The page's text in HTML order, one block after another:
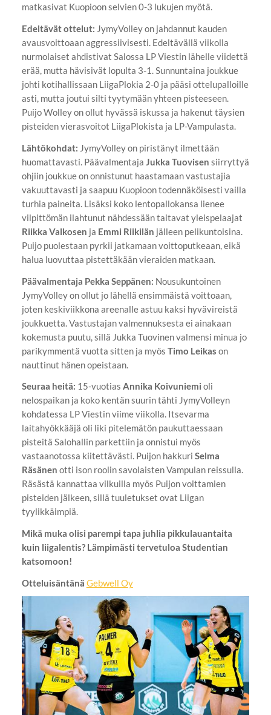
matkasivat Kuopioon selvien 0-3 lukujen myötä.
Edeltävät ottelut: JymyVolley on jahdannut kauden
avausvoittoaan aggressiivisesti. Edeltävällä viikolla
nurmolaiset ahdistivat Salossa LP Viestin lähelle viidettä
erää, mutta hävisivät lopulta 3-1. Sunnuntaina joukkue
johti kotihallissaan LiigaPlokia 2-0 ja pääsi ottelupalloille
asti, mutta joutui silti tyytymään yhteen pisteeseen.
Puijo Wolley on ollut hyvässä iskussa ja hakenut täysien
pisteiden vierasvoitot LiigaPlokista ja LP-Vampulasta.
Lähtökohdat: JymyVolley on piristänyt ilmettään
huomattavasti. Päävalmentaja Jukka Tuovisen siirryttyä
ohjiin joukkue on onnistunut haastamaan vastustajia
vakuuttavasti ja saapuu Kuopioon todennäköisesti vailla
turhia paineita. Lisäksi koko lentopallokansa lienee
vilpittömän ilahtunut nähdessään taitavat yleispelaajat
Riikka Valkosen ja Emmi Riikilän jälleen pelikuntoisina.
Puijo puolestaan pyrkii jatkamaan voittoputkeaan, eikä
halua luovuttaa pistettäkään vieraiden matkaan.
Päävalmentaja Pekka Seppänen: Nousukuntoinen
JymyVolley on ollut jo lähellä ensimmäistä voittoaan,
joten keskiviikkona areenalle astuu kaksi hyvävireistä
joukkuetta. Vastustajan valmennuksesta ei ainakaan
kokemusta puutu, sillä Jukka Tuovinen valmensi minua jo
parikymmentä vuotta sitten ja myös Timo Leikas on
nauttinut hänen opeistaan.
Seuraa heitä: 15-vuotias Annika Koivuniemi oli
nelospaikan ja koko kentän suurin tähti JymyVolleyn
kohdatessa LP Viestin viime viikolla. Itsevarma
laitahyökkääjä oli liki pitelemätön paukuttaessaan
pisteitä Salohallin parkettiin ja onnistui myös
vastaanotossa kiitettävästi. Puijon hakkuri Selma
Räsänen otti ison roolin savolaisten Vampulan reissulla.
Räsästä kannattaa vilkuilla myös Puijon voittamien
pisteiden jälkeen, sillä tuuletukset ovat Liigan
tyylikkäimpiä.
Mikä muka olisi parempi tapa juhlia pikkulauantaita
kuin liigalentis? Lämpimästi tervetuloa Studentian
katsomoon!
Otteluisäntänä Gebwell Oy